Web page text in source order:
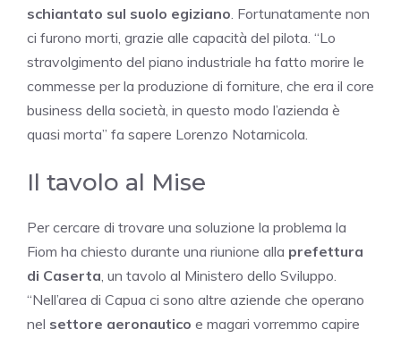
schiantato sul suolo egiziano. Fortunatamente non
ci furono morti, grazie alle capacità del pilota. “Lo
stravolgimento del piano industriale ha fatto morire le
commesse per la produzione di forniture, che era il core
business della società, in questo modo l’azienda è
quasi morta” fa sapere Lorenzo Notarnicola.
Il tavolo al Mise
Per cercare di trovare una soluzione la problema la
Fiom ha chiesto durante una riunione alla prefettura
di Caserta, un tavolo al Ministero dello Sviluppo.
“Nell’area di Capua ci sono altre aziende che operano
nel settore aeronautico e magari vorremmo capire